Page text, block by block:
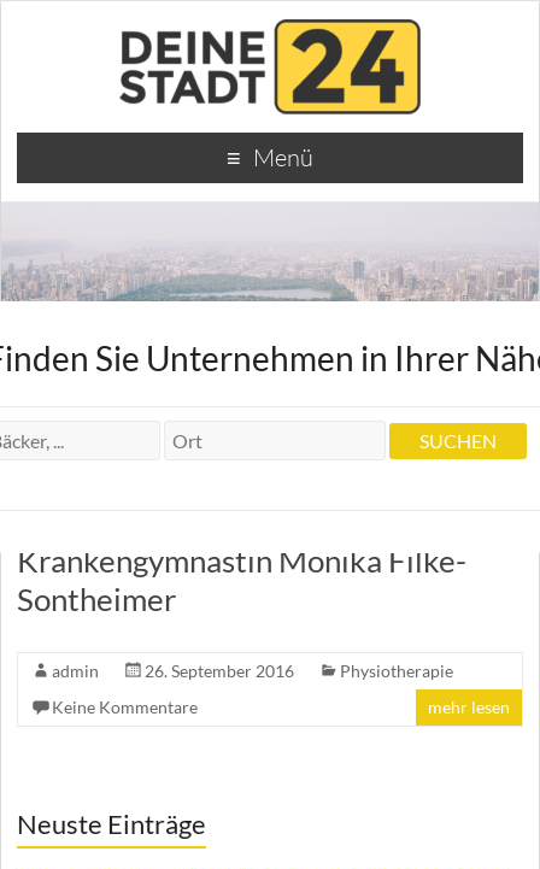
Menü
Sontheimer
Sie Unternehmen in Ihrer
Krankengymnastin Monika Filke-
Sontheimer
admin 26. September 2016
Physiotherapie
Keine Kommentare
mehr lesen
Neuste Einträge